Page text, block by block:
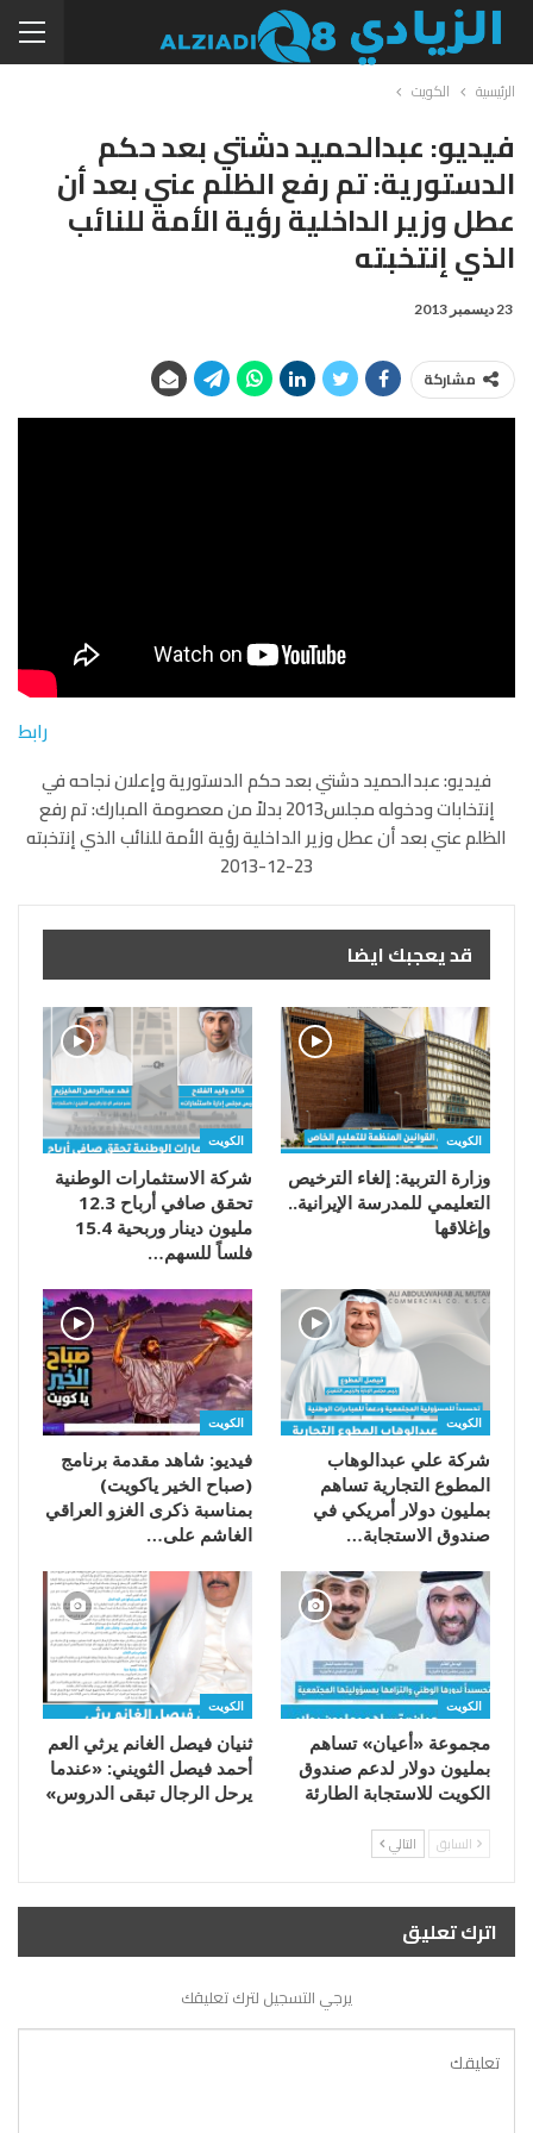
الرئيسية الكويت
فيديو: عبدالحميد دشتي بعد حكم
الدستورية: تم رفع الظلم عني بعد أن
عطل وزير الداخلية رؤية الأمة للنائب
الذي إنتخبته
23 ديسمبر 2013
مشاركة
رابط
فيديو: عبدالحميد دشتي بعد حكم الدستورية وإعلان نجاحه في
إنتخابات ودخوله مجلس2013 بدلاً من معصومة المبارك: تم رفع
الظلم عني بعد أن عطل وزير الداخلية رؤية الأمة للنائب الذي إنتخبته
23-12-2013
قد يعجبك ايضا
الكويت
وزارة التربية: إلغاء الترخيص
التعليمي للمدرسة الإيرانية..
وإغلاقها
الكويت
شركة الاستثمارات الوطنية
تحقق صافي أرباح 12.3
مليون دينار وربحية 15.4
فلساً للسهم…
الكويت
شركة علي عبدالوهاب
المطوع التجارية تساهم
بمليون دولار أمريكي في
صندوق الاستجابة…
الكويت
فيديو: شاهد مقدمة برنامج
(صباح الخير ياكويت)
بمناسبة ذكرى الغزو العراقي
الغاشم على…
الكويت
مجموعة «أعيان» تساهم
بمليون دولار لدعم صندوق
الكويت للاستجابة الطارئة
الكويت
ثنيان فيصل الغانم يرثي العم
أحمد فيصل الثويني: «عندما
يرحل الرجال تبقى الدروس»
السابق التالي
اترك تعليق
يرجي التسجيل لترك تعليقك